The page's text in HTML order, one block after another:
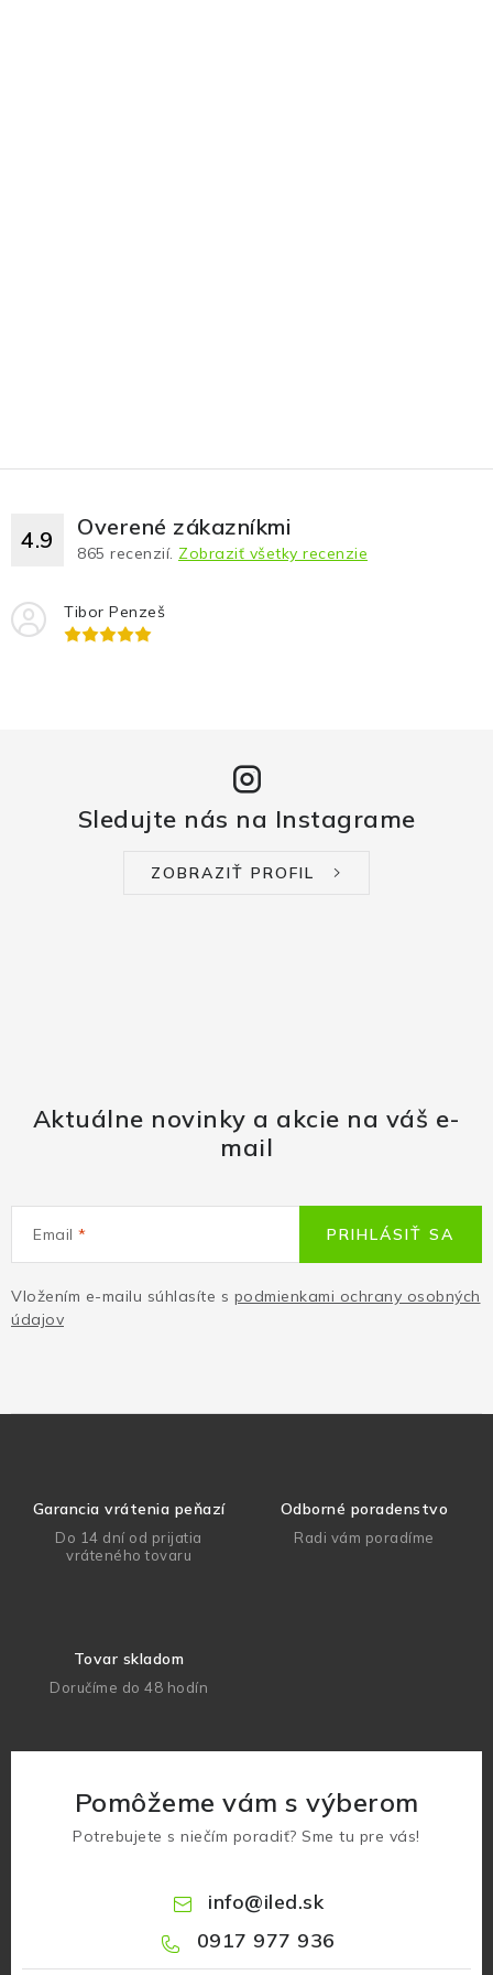
4.9 Overené zákazníkmi
865 recenzií. Zobraziť všetky recenzie
Tibor Penzeš
Sledujte nás na Instagrame
ZOBRAZIŤ PROFIL
Aktuálne novinky a akcie na váš e-
mail
Email
Vložením e-mailu súhlasíte s podmienkami ochrany osobných
údajov
PRIHLÁSIŤ SA
Garancia vrátenia peňazí
Do 14 dní od prijatia
vráteného tovaru
Odborné poradenstvo
Radi vám poradíme
Tovar skladom
Doručíme do 48 hodín
Pomôžeme vám s výberom
Potrebujete s niečím poradiť? Sme tu pre vás!
info@iled.sk
0917 977 936